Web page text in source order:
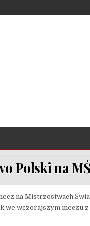
Polski na
na Mistrzostwach
wczorajszym meczu